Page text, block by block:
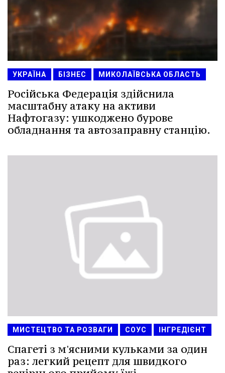
УКРАЇНА БІЗНЕС МИКОЛАЇВСЬКА ОБЛАСТЬ
Російська Федерація здійснила
масштабну атаку на активи
Нафтогазу: ушкоджено бурове
обладнання та автозаправну станцію.
МИСТЕЦТВО ТА РОЗВАГИ СОУС ІНГРЕДІЄНТ
Спагеті з м'ясними кульками за один
раз: легкий рецепт для швидкого